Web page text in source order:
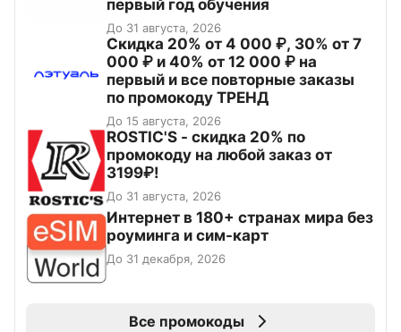
первый год обучения
До 31 августа, 2026
Скидка 20% от 4 000 ₽, 30% от 7
000 ₽ и 40% от 12 000 ₽ на
первый и все повторные заказы
по промокоду ТРЕНД
До 15 августа, 2026
ROSTIC'S - скидка 20% по
промокоду на любой заказ от
3199₽!
До 31 августа, 2026
Интернет в 180+ странах мира без
роуминга и сим-карт
До 31 декабря, 2026
Все промокоды